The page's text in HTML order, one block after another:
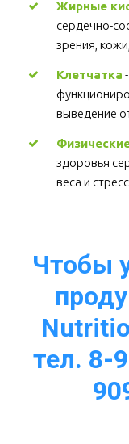
Жирные
сердечно-
зрения,
Клетчатка
выведение
здоровья
веса и
Чтобы
тел. 8-